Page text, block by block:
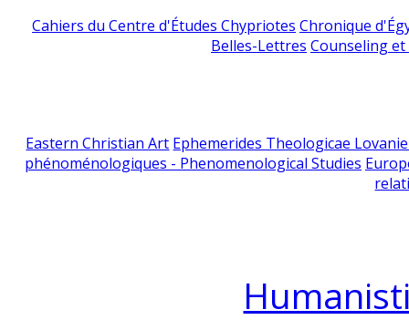
Cahiers du Centre d'Études Chypriotes Chronique
Belles-Lettres Counseling
Eastern Christian Art Ephemerides Theologicae
phénoménologiques - Phenomenological Studies